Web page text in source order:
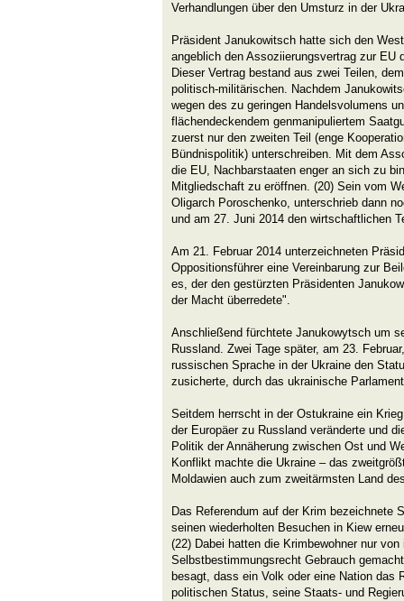
Verhandlungen über den Umsturz in der
Präsident Janukowitsch hatte sich den
angeblich den Assoziierungsvertrag zur EU
Dieser Vertrag bestand aus zwei Teilen,
politisch-militärischen. Nachdem
wegen des zu geringen Handelsvolumens
flächendeckendem genmanipuliertem
zuerst nur den zweiten Teil (enge
Bündnispolitik) unterschreiben. Mit dem
die EU, Nachbarstaaten enger an sich zu
Mitgliedschaft zu eröffnen. (20) Sein vom
Oligarch Poroschenko, unterschrieb dann
und am 27. Juni 2014 den wirtschaftlichen
Am 21. Februar 2014 unterzeichneten
Oppositionsführer eine Vereinbarung zur
es, der den gestürzten Präsidenten
der Macht überredete".
Anschließend fürchtete Janukowytsch um
Russland. Zwei Tage später, am 23.
russischen Sprache in der Ukraine den
zusicherte, durch das ukrainische
Seitdem herrscht in der Ostukraine ein
der Europäer zu Russland veränderte und
Politik der Annäherung zwischen Ost und
Konflikt machte die Ukraine – das
Moldawien auch zum zweitärmsten Land
Das Referendum auf der Krim bezeichnete
seinen wiederholten Besuchen in Kiew
(22) Dabei hatten die Krimbewohner nur
Selbstbestimmungsrecht Gebrauch
besagt, dass ein Volk oder eine Nation das
politischen Status, seine Staats- und